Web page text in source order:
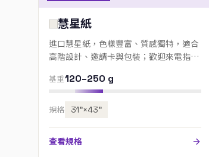
慧星紙
進口慧星紙，色樣豐富、質感獨特，適合
高階設計、邀請卡與包裝；歡迎來電指定
基重120–250 g
規格 31”×43”
查看規格